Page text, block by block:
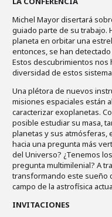
Michel Mayor disertará
guiado parte de su trabajo.
planeta en orbitar una
entonces, se han
Estos descubrimientos nos
diversidad de estos
Una plétora de nuevos
misiones espaciales están
caracterizar exoplanetas.
posible estudiar su masa,
planetas y sus atmósferas,
hacia una pregunta más
del Universo? ¿Tenemos
pregunta multimilenial? A
transformando este sueño
campo de la astrofísica
INVITACIONES